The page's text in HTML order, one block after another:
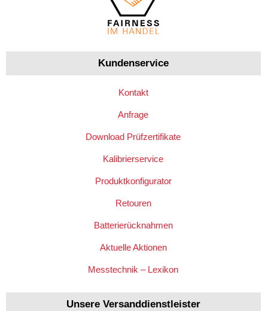
Kundenservice
Kontakt
Anfrage
Download Prüfzertifikate
Kalibrierservice
Produktkonfigurator
Retouren
Batterierücknahmen
Aktuelle Aktionen
Messtechnik – Lexikon
Unsere Versanddienstleister